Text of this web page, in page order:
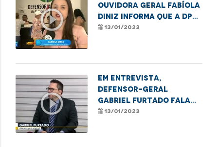
play_circle_outline
ouvidora geral Fabíola
Diniz informa que a DPE
oferece assistência
13/01/2023
play_circle_outline
Em entrevista,
defensor-geral
Gabriel Furtado fala
sobre ações da DPE e
13/01/2023